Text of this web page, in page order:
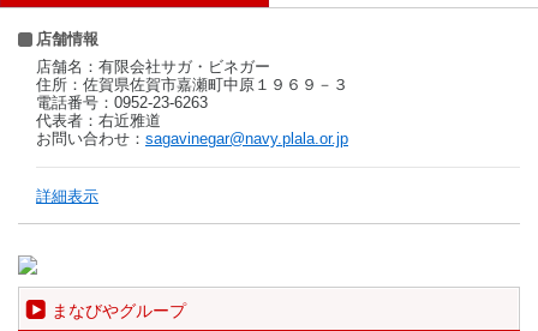
店舗情報
店舗名：有限会社サガ・ビネガー
住所：佐賀県佐賀市嘉瀬町中原１９６９－３
電話番号：0952-23-6263
代表者：右近雅道
お問い合わせ： sagavinegar@navy.plala.or.jp
詳細表示
まなびやグループ